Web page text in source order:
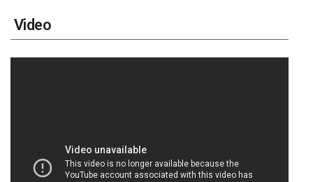
Video